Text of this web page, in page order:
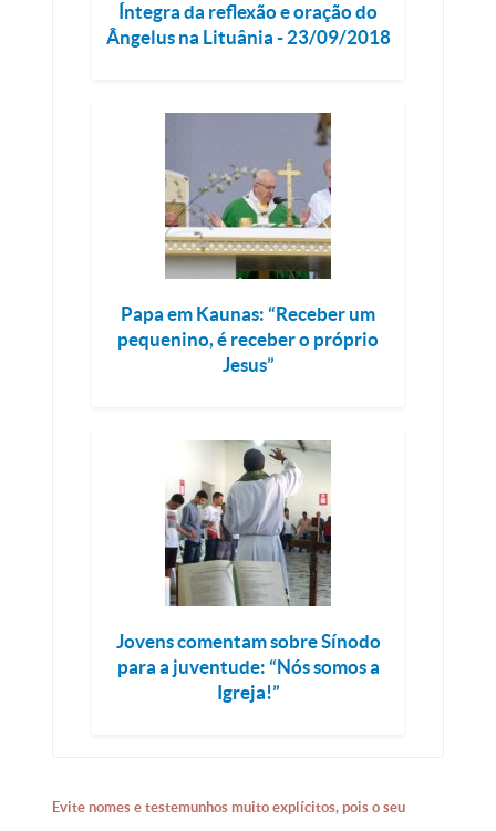
Íntegra da reflexão e oração do
Ângelus na Lituânia - 23/09/2018
Papa em Kaunas: “Receber um
pequenino, é receber o próprio
Jesus”
Jovens comentam sobre Sínodo
para a juventude: “Nós somos a
Igreja!”
Evite nomes e testemunhos muito explícitos, pois o seu